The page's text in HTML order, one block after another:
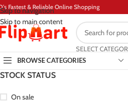
Skip to navigation
Skip to main content
Fastest & Reliable Online Shopping
SELECT
BROWSE CATEGORIES
STOCK STATUS
On sale